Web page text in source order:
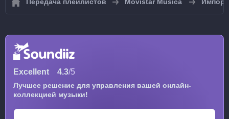
Excellent 4.3/5
Лучшее решение для управления вашей онлайн-
коллекцией музыки!